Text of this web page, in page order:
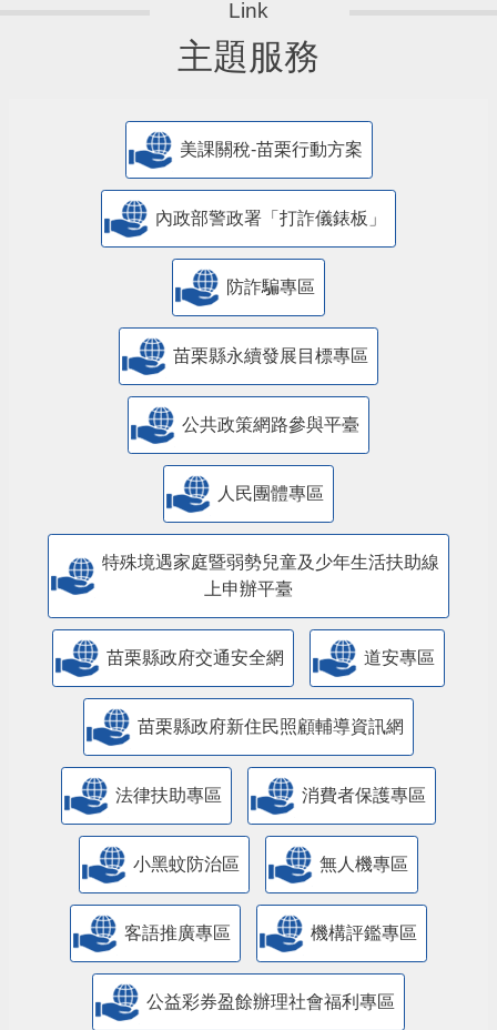
主題服務
美課關稅-苗栗行動方案
內政部警政署「打詐儀錶板」
防詐騙專區
苗栗縣永續發展目標專區
公共政策網路參與平臺
人民團體專區
特殊境遇家庭暨弱勢兒童及少年生活扶助線
上申辦平臺
苗栗縣政府交通安全網 道安專區
苗栗縣政府新住民照顧輔導資訊網
法律扶助專區 消費者保護專區
小黑蚊防治區 無人機專區
客語推廣專區 機構評鑑專區
公益彩券盈餘辦理社會福利專區